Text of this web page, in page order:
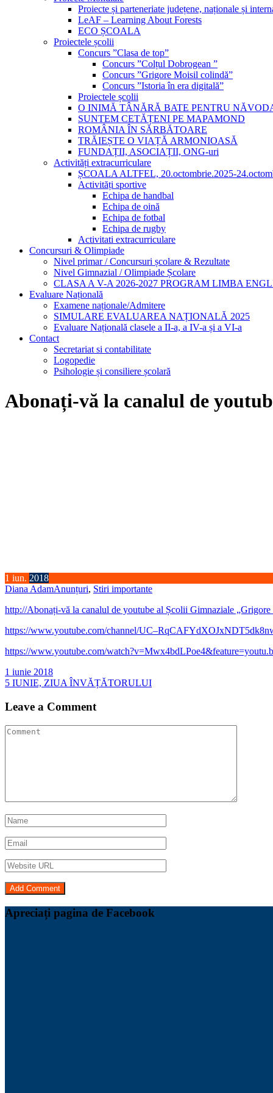
Proiecte și parteneriate județene, naționale și
LeAF – Learning About Forests
ECO ȘCOALA
Proiectele școlii
Concurs ”Clasa de top”
Concurs ”Colțul Dobrogean ”
Concurs ”Grigore Moisil colindă”
Concurs ”Istoria în era digitală”
Proiectele școlii
O INIMĂ TÂNĂRĂ BATE PENTRU
SUNTEM CETĂȚENI PE MAPAMOND
ROMÂNIA ÎN SĂRBĂTOARE
TRĂIEȘTE O VIAȚĂ ARMONIOASĂ
FUNDAȚII, ASOCIAȚII, ONG-uri
Activități extracurriculare
ȘCOALA ALTFEL, 20.octombrie.2025-
Activități sportive
Echipa de handbal
Echipa de oină
Echipa de fotbal
Echipa de rugby
Activitati extracurriculare
Concursuri & Olimpiade
Nivel primar / Concursuri școlare & Rezultate
Nivel Gimnazial / Olimpiade Școlare
CLASA A V-A 2026-2027 PROGRAM LIMBA
Evaluare Națională
Examene naționale/Admitere
SIMULARE EVALUAREA NAȚIONALĂ 2025
Evaluare Națională clasele a II-a, a IV-a și a VI-a
Contact
Secretariat si contabilitate
Logopedie
Psihologie și consiliere școlară
Abonați-vă la canalul de
1 iun. 2018
Diana AdamAnunțuri, Stiri importante
http://Abonați-vă la canalul de youtube al Școlii Gimnaziale
https://www.youtube.com/channel/
https://www.youtube.com/
Navigare
în
articole
1 iunie 2018
5 IUNIE, ZIUA ÎNVĂȚĂTORULUI
Leave a Comment
Apreciați pagina de Facebook